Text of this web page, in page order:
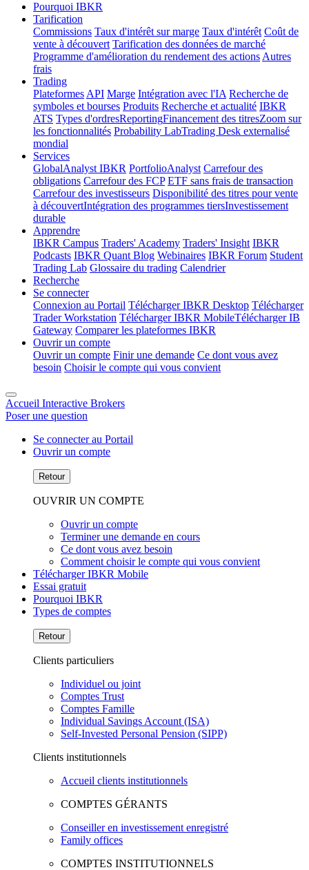
Pourquoi IBKR
Tarification
Commissions Taux d'intérêt sur marge Taux d'intérêt Coût de
vente à découvert Tarification des données de marché
Programme d'amélioration du rendement des actions Autres
frais
Trading
Plateformes API Marge Intégration avec l'IA Recherche de
symboles et bourses Produits Recherche et actualité IBKR
ATS Types d'ordresReportingFinancement des titresZoom sur
les fonctionnalités Probability LabTrading Desk externalisé
mondial
Services
GlobalAnalyst IBKR PortfolioAnalyst Carrefour des
obligations Carrefour des FCP ETF sans frais de transaction
Carrefour des investisseurs Disponibilité des titres pour vente
à découvertIntégration des programmes tiersInvestissement
durable
Apprendre
IBKR Campus Traders' Academy Traders' Insight IBKR
Podcasts IBKR Quant Blog Webinaires IBKR Forum Student
Trading Lab Glossaire du trading Calendrier
Recherche
Se connecter
Connexion au Portail Télécharger IBKR Desktop Télécharger
Trader Workstation Télécharger IBKR MobileTélécharger IB
Gateway Comparer les plateformes IBKR
Ouvrir un compte
Ouvrir un compte Finir une demande Ce dont vous avez
besoin Choisir le compte qui vous convient
Accueil Interactive Brokers
Poser une question
Se connecter au Portail
Ouvrir un compte
Retour
OUVRIR UN COMPTE
Ouvrir un compte
Terminer une demande en cours
Ce dont vous avez besoin
Comment choisir le compte qui vous convient
Télécharger IBKR Mobile
Essai gratuit
Pourquoi IBKR
Types de comptes
Retour
Clients particuliers
Individuel ou joint
Comptes Trust
Comptes Famille
Individual Savings Account (ISA)
Self-Invested Personal Pension (SIPP)
Clients institutionnels
Accueil clients institutionnels
COMPTES GÉRANTS
Conseiller en investissement enregistré
Family offices
COMPTES INSTITUTIONNELS